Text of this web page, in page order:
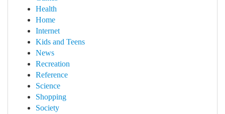
Health
Home
Internet
Kids and Teens
News
Recreation
Reference
Science
Shopping
Society